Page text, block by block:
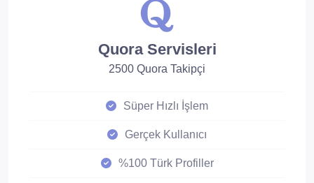
Quora Servisleri
2500 Quora Takipçi
Süper Hızlı İşlem
Gerçek Kullanıcı
%100 Türk Profiller